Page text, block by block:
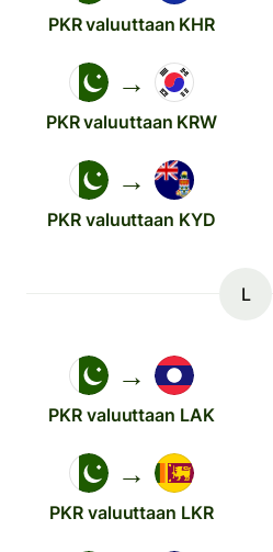
PKR valuuttaan KHR
→
PKR valuuttaan KRW
→
PKR valuuttaan KYD
L
→
PKR valuuttaan LAK
→
PKR valuuttaan LKR